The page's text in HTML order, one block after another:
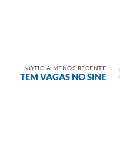
NOTÍCIA MENOS RECENTE
TEM VAGAS NO SINE